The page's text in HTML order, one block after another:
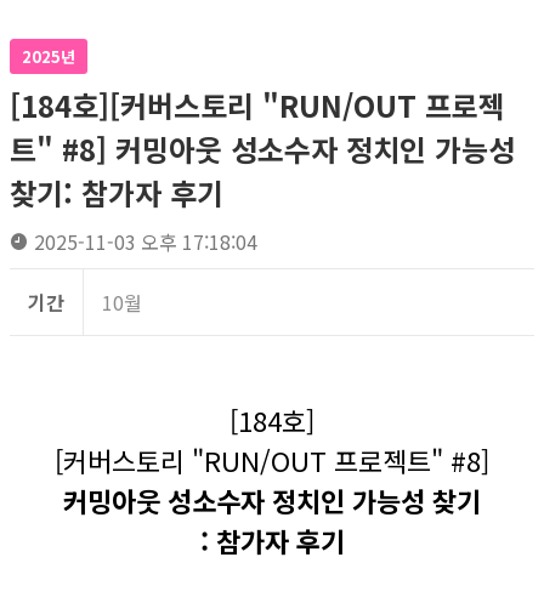
2025년
[184호][커버스토리 "RUN/OUT 프로젝
트" #8] 커밍아웃 성소수자 정치인 가능성
찾기: 참가자 후기
2025-11-03 오후 17:18:04
기간 10월
[184호]
[커버스토리 "RUN/OUT 프로젝트" #8]
커밍아웃 성소수자 정치인 가능성 찾기
: 참가자 후기